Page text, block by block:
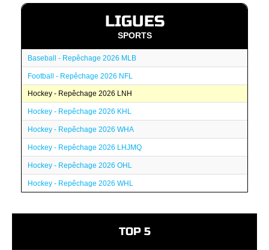
LIGUES
SPORTS
Baseball - Repêchage 2026 MLB
Football - Repêchage 2026 NFL
Hockey - Repêchage 2026 LNH
Hockey - Repêchage 2026 KHL
Hockey - Repêchage 2026 WHA
Hockey - Repêchage 2026 LHJMQ
Hockey - Repêchage 2026 OHL
Hockey - Repêchage 2026 WHL
TOP 5